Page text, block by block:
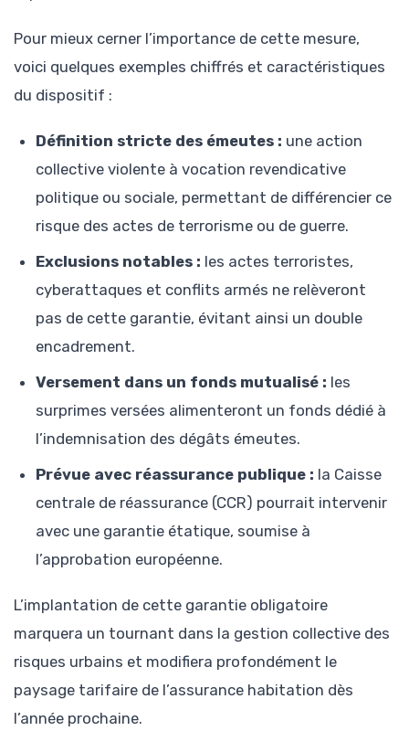
Pour mieux cerner l’importance de cette mesure,
voici quelques exemples chiffrés et caractéristiques
du dispositif :
Définition stricte des émeutes : une action
collective violente à vocation revendicative
politique ou sociale, permettant de différencier ce
risque des actes de terrorisme ou de guerre.
Exclusions notables : les actes terroristes,
cyberattaques et conflits armés ne relèveront
pas de cette garantie, évitant ainsi un double
encadrement.
Versement dans un fonds mutualisé : les
surprimes versées alimenteront un fonds dédié à
l’indemnisation des dégâts émeutes.
Prévue avec réassurance publique : la Caisse
centrale de réassurance (CCR) pourrait intervenir
avec une garantie étatique, soumise à
l’approbation européenne.
L’implantation de cette garantie obligatoire
marquera un tournant dans la gestion collective des
risques urbains et modifiera profondément le
paysage tarifaire de l’assurance habitation dès
l’année prochaine.